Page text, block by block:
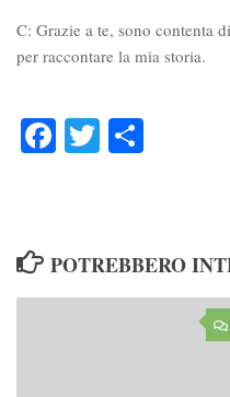
C: Grazie a te, sono contenta
per raccontare la mia storia.
FacebookTwitter
POTREBBERO